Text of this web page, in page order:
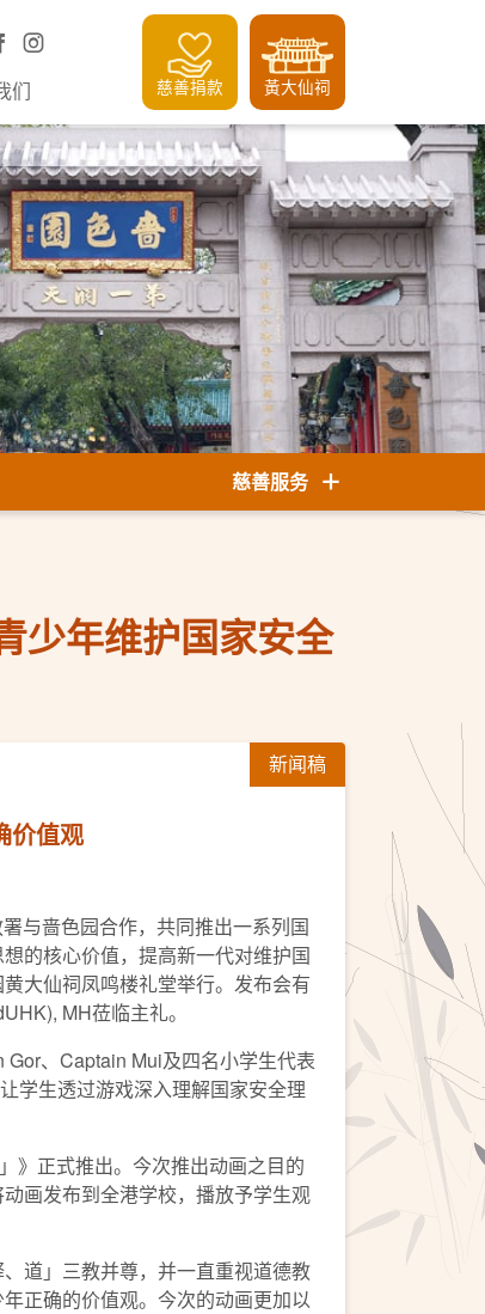
们 慈善捐款 黃大仙祠
慈善服务
少年维护国家安全
新闻稿
价值观
与啬色园合作，共同推出一系列国
的核心价值，提高新一代对维护国
大仙祠凤鸣楼礼堂举行。发布会有
MH莅临主礼。
、Captain Mui及四名小学生代表
学生透过游戏深入理解国家安全理
》正式推出。今次推出动画之目的
画发布到全港学校，播放予学生观
道」三教并尊，并一直重视道德教
正确的价值观。今次的动画更加以